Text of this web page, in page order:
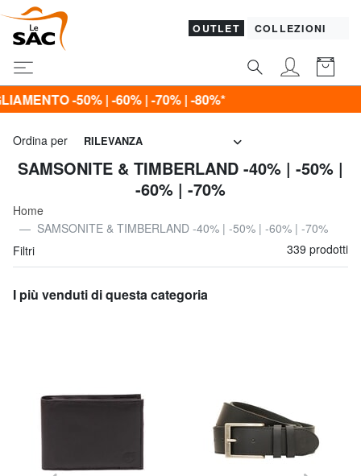
OUTLET COLLEZIONI
Ordina per RILEVANZA
SAMSONITE & TIMBERLAND -40% | -50% |
-60% | -70%
Home
SAMSONITE & TIMBERLAND -40% | -50% | -60% | -70%
Filtri
339 prodotti
I più venduti di questa categoria